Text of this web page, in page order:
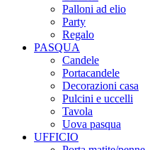
Palloni ad elio
Party
Regalo
PASQUA
Candele
Portacandele
Decorazioni casa
Pulcini e uccelli
Tavola
Uova pasqua
UFFICIO